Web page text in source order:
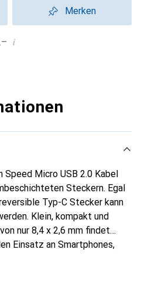
Merken
i
Micro USB 2.0 Kabel
Steckern. Egal
Typ-C Stecker kann
Klein, kompakt und
nur 8,4 x 2,6 mm findet
Einsatz an Smartphones,
Das spezielle